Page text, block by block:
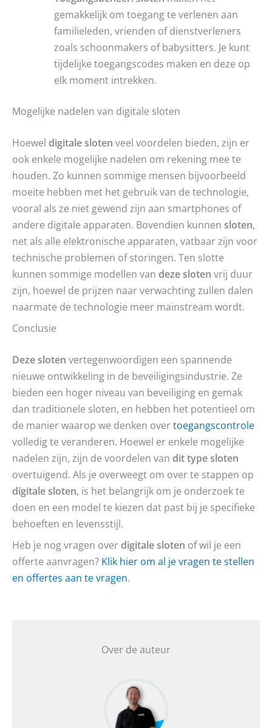
gemakkelijk om toegang te verlenen aan
familieleden, vrienden of dienstverleners
zoals schoonmakers of babysitters. Je kunt
tijdelijke toegangscodes maken en deze op
elk moment intrekken.
Mogelijke nadelen van digitale sloten
Hoewel digitale sloten veel voordelen bieden, zijn er
ook enkele mogelijke nadelen om rekening mee te
houden. Zo kunnen sommige mensen bijvoorbeeld
moeite hebben met het gebruik van de technologie,
vooral als ze niet gewend zijn aan smartphones of
andere digitale apparaten. Bovendien kunnen sloten,
net als alle elektronische apparaten, vatbaar zijn voor
technische problemen of storingen. Ten slotte
kunnen sommige modellen van deze sloten vrij duur
zijn, hoewel de prijzen naar verwachting zullen dalen
naarmate de technologie meer mainstream wordt.
Conclusie
Deze sloten vertegenwoordigen een spannende
nieuwe ontwikkeling in de beveiligingsindustrie. Ze
bieden een hoger niveau van beveiliging en gemak
dan traditionele sloten, en hebben het potentieel om
de manier waarop we denken overtoegangscontrole
volledig te veranderen. Hoewel er enkele mogelijke
nadelen zijn, zijn de voordelen van dit type sloten
overtuigend. Als je overweegt om over te stappen op
digitale sloten, is het belangrijk om je onderzoek te
doen en een model te kiezen dat past bij je specifieke
behoeften en levensstijl.
Heb je nog vragen over digitale sloten of wil je een
offerte aanvragen? Klik hier om al je vragen te stellen
en offertes aan te vragen.
Over de auteur